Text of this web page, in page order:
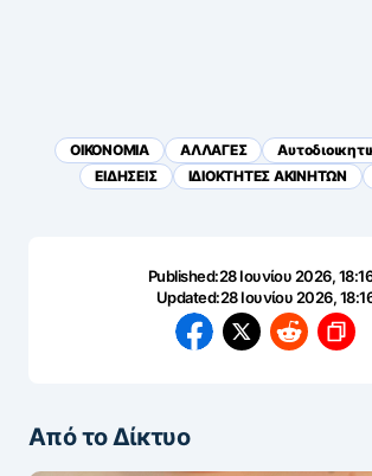
OIKONOMIA ΑΛΛΑΓΕΣ
ΕΙΔΗΣΕΙΣ
ΙΔΙΟΚΤΗΤΕΣ ΑΚΙΝΗΤΩΝ
Published:28 Ιουνίου 2026,
Updated:28 Ιουνίου 2026,
Από το Δίκτυο